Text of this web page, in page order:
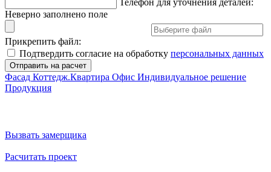
Неверно заполнено поле
Прикрепить файл:
Подтвердить согласие на обработку персональных данных
Фасад Коттедж.Квартира Офис Индивидуальное решение
Продукция
Вызвать замерщика
Расчитать проект